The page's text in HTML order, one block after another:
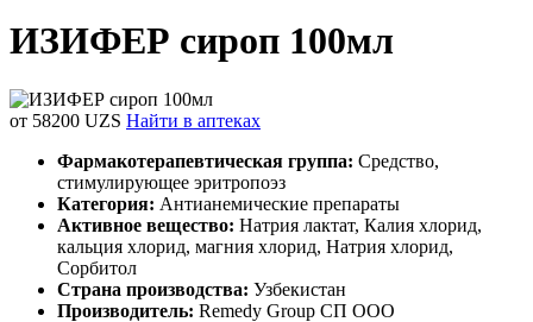
ИЗИФЕР сироп 100мл
от 58200 UZS Найти в аптеках
Фармакотерапевтическая группа: Средство,
стимулирующее эритропоэз
Категория: Антианемические препараты
Активное вещество: Натрия лактат, Калия хлорид,
кальция хлорид, магния хлорид, Натрия хлорид,
Сорбитол
Страна производства: Узбекистан
Производитель: Remedy Group СП OOO